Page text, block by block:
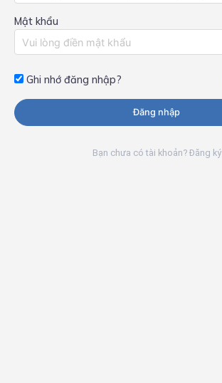
Mật khẩu
Ghi nhớ đăng nhập?
Đăng nhập
Bạn chưa có tài khoản? Đăng ký